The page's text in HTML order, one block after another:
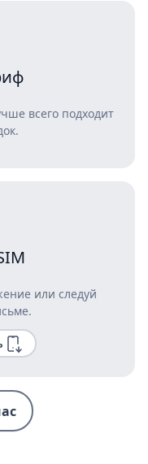
всего подходит
или следуй